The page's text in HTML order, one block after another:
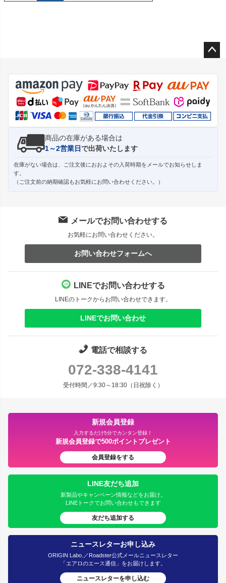
ジト
ップ
へ
商品の在庫がある場合は
1～2営業日で出荷いたします
在庫がない場合は、ご注文後におおよその入荷時期をメールでお知らせしま
す。
（ご注文前の納期確認もお気軽にお問い合わせください。）
メールでお問い合わせする
お気軽にお問い合わせください。
お問い合わせフォームへ
LINEでお問い合わせする
LINEのトークからお問い合わせできます。
LINEでお問い合わせ
電話で相談する
072-338-4141
受付時間／9:30～18:30（日祝除く）
新規会員登録
入力するだけ5分でカンタン登録！
新規会員登録で500ポイントプレゼント
会員登録をする
LINE友だち追加
新製品やキャンペーン情報などをお届け。
LINEトークでお問い合わせもできます
友だち追加する
ニュースレターお申し込み
ORIGIN Labo.／Roadster公式メールニュースレター
「エアロのエース通信」をお届けします。
ニュースレターを申し込む